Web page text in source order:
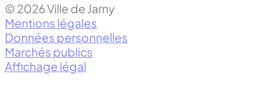
© 2026 Ville de Jarny
Mentions légales
Données personnelles
Marchés publics
Affichage légal